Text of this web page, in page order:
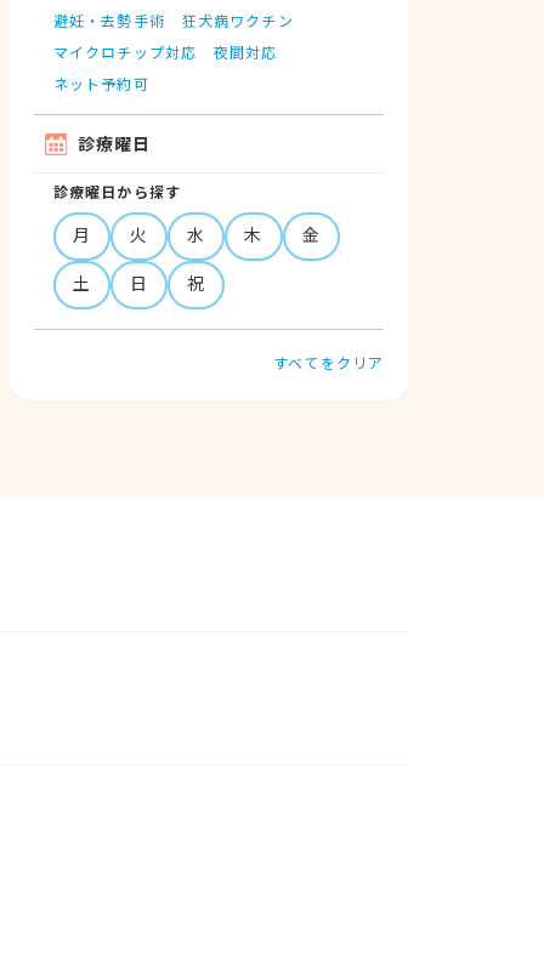
避妊・去勢手術
狂犬病ワクチン
マイクロチップ対応
夜間対応
ネット予約可
診療曜日
診療曜日から探す
月 火 水 木
金
土
日 祝
すべてをクリア